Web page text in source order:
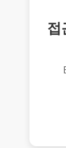
접